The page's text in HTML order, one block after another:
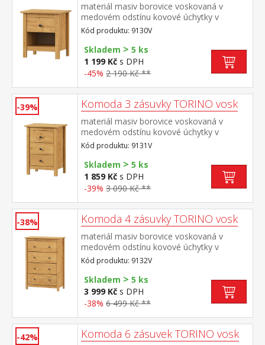
materiál masiv borovice voskovaná v
medovém odstínu kovové úchytky v
barevném provedení černěná mosaz jedna
zásuvka s kovovými pojezdy
Kód produktu: 9130V
Skladem > 5 ks
1 199 Kč s DPH
-45% 2 190 Kč **
-39% Komoda 3 zásuvky TORINO vosk
materiál masiv borovice voskovaná v
medovém odstínu kovové úchytky v
barevném provedení černěná mosaz tři
zásuvky s kovovými pojezdy
Kód produktu: 9131V
Skladem > 5 ks
1 859 Kč s DPH
-39% 3 090 Kč **
-38% Komoda 4 zásuvky TORINO vosk
materiál masiv borovice voskovaná v
medovém odstínu kovové úchytky v
barevném provedení černěná mosaz čtyři
zásuvky s kovovými pojezdy
Kód produktu: 9132V
Skladem > 5 ks
3 999 Kč s DPH
-38% 6 499 Kč **
-42% Komoda 6 zásuvek TORINO vosk